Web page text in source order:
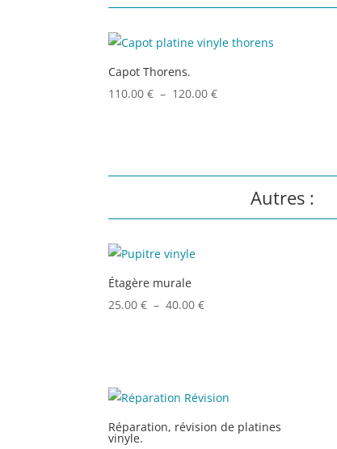
Capot Thorens.
110.00€ – 120.00€Plage
à
120.00 €Autres :
Étagère murale
25.00€ – 40.00€Plage
Réparation, révision de platines
vinyle.